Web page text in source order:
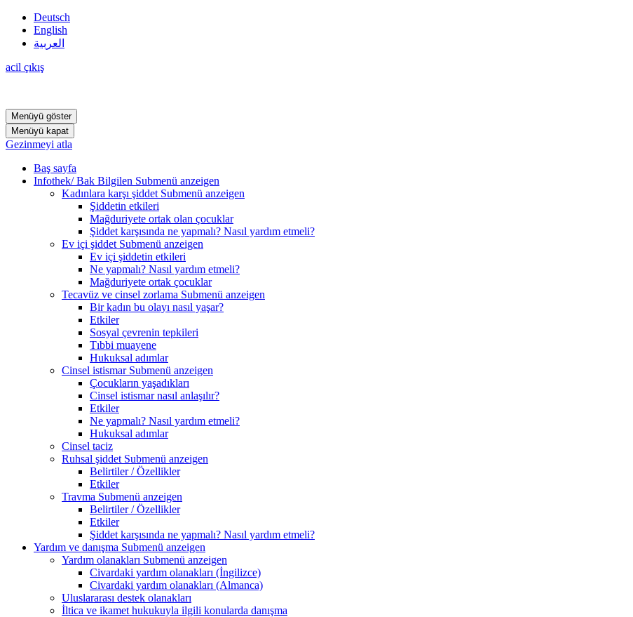
Deutsch
English
العربية
acil çıkış
Menüyü göster
Menüyü kapat
Gezinmeyi atla
Baş sayfa
Infothek/ Bak Bilgilen Submenü anzeigen
Kadınlara karşı şiddet Submenü anzeigen
Şiddetin etkileri
Mağduriyete ortak olan çocuklar
Şiddet karşısında ne yapmalı? Nasıl yardım etmeli?
Ev içi şiddet Submenü anzeigen
Ev içi şiddetin etkileri
Ne yapmalı? Nasıl yardım etmeli?
Mağduriyete ortak çocuklar
Tecavüz ve cinsel zorlama Submenü anzeigen
Bir kadın bu olayı nasıl yaşar?
Etkiler
Sosyal çevrenin tepkileri
Tıbbi muayene
Hukuksal adımlar
Cinsel istismar Submenü anzeigen
Çocukların yaşadıkları
Cinsel istismar nasıl anlaşılır?
Etkiler
Ne yapmalı? Nasıl yardım etmeli?
Hukuksal adımlar
Cinsel taciz
Ruhsal şiddet Submenü anzeigen
Belirtiler / Özellikler
Etkiler
Travma Submenü anzeigen
Belirtiler / Özellikler
Etkiler
Şiddet karşısında ne yapmalı? Nasıl yardım etmeli?
Yardım ve danışma Submenü anzeigen
Yardım olanakları Submenü anzeigen
Civardaki yardım olanakları (İngilizce)
Civardaki yardım olanakları (Almanca)
Uluslararası destek olanakları
İltica ve ikamet hukukuyla ilgili konularda danışma